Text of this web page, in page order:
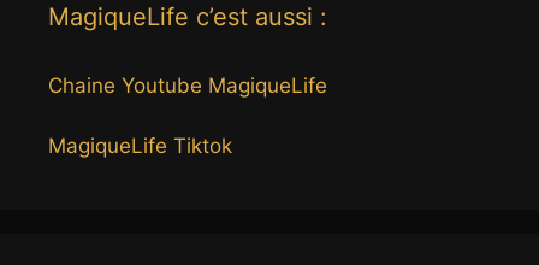
MagiqueLife c’est aussi :
Chaine Youtube MagiqueLife
MagiqueLife Tiktok